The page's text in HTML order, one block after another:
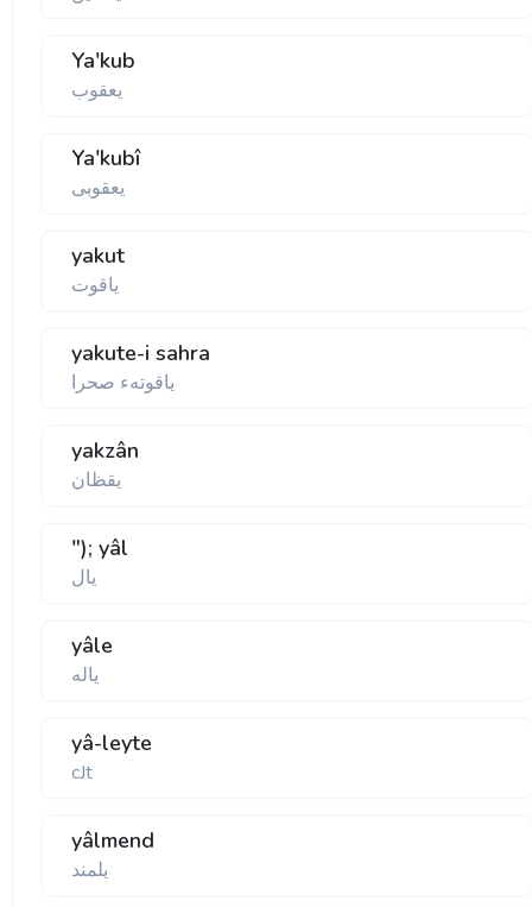
Ya'kub
يعقوب
Ya'kubî
يعقوبی
yakut
ياقوت
yakute-i sahra
ياقوتهء صحرا
yakzân
يقظان
"); yâl
يال
yâle
ياله
yâ-leyte
cJt
yâlmend
يلمند